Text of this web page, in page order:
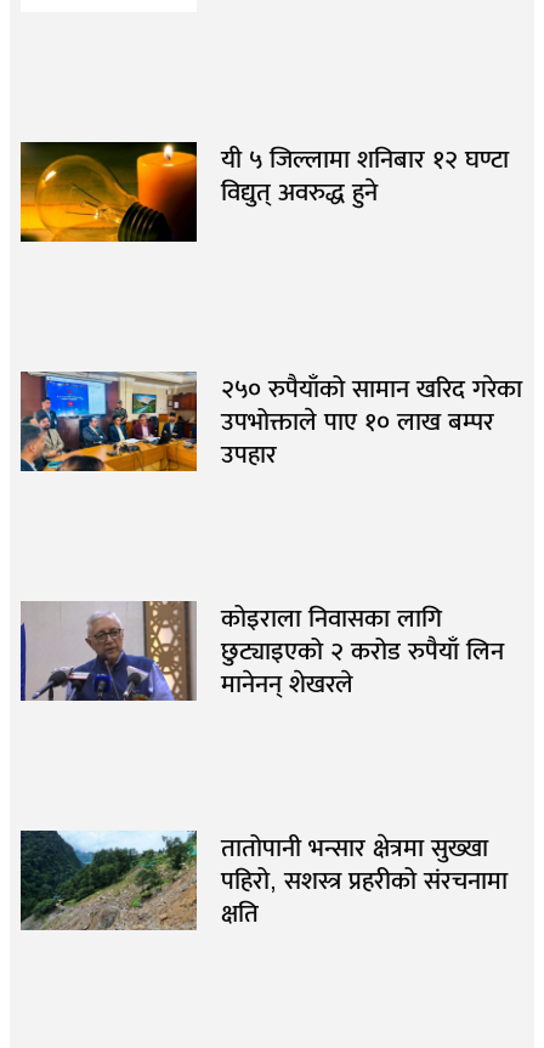
यी ५ जिल्लामा शनिबार १२ घण्टा
विद्युत् अवरुद्ध हुने
२५० रुपैयाँको सामान खरिद गरेका
उपभोक्ताले पाए १० लाख बम्पर
उपहार
कोइराला निवासका लागि
छुट्याइएको २ करोड रुपैयाँ लिन
मानेनन् शेखरले
तातोपानी भन्सार क्षेत्रमा सुख्खा
पहिरो, सशस्त्र प्रहरीको संरचनामा
क्षति